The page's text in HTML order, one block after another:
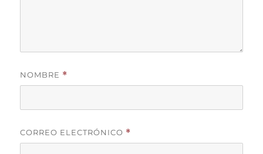
NOMBRE *
CORREO ELECTRÓNICO *